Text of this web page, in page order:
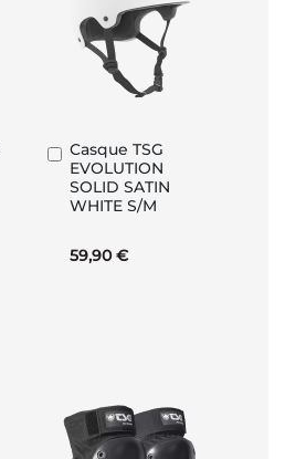
Casque TSG
EVOLUTION
SOLID SATIN
WHITE S/M
59,90 €
Ajouter
au
panier